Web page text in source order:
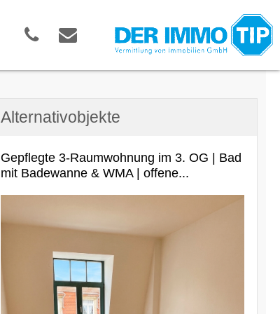
Alternativobjekte
Gepflegte 3-Raumwohnung im 3. OG | Bad
mit Badewanne & WMA | offene...